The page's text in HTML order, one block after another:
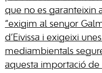
que no es garanteixin
“exigim al senyor
d’Eivissa i exigeixi
mediambientals
aquesta importació de